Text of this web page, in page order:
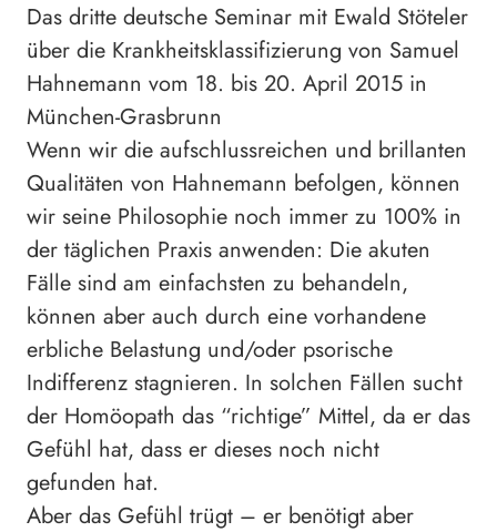
Das dritte deutsche Seminar mit Ewald Stöteler
über die Krankheitsklassifizierung von Samuel
Hahnemann vom 18. bis 20. April 2015 in
München-Grasbrunn
Wenn wir die aufschlussreichen und brillanten
Qualitäten von Hahnemann befolgen, können
wir seine Philosophie noch immer zu 100% in
der täglichen Praxis anwenden: Die akuten
Fälle sind am einfachsten zu behandeln,
können aber auch durch eine vorhandene
erbliche Belastung und/oder psorische
Indifferenz stagnieren. In solchen Fällen sucht
der Homöopath das “richtige” Mittel, da er das
Gefühl hat, dass er dieses noch nicht
gefunden hat.
Aber das Gefühl trügt – er benötigt aber